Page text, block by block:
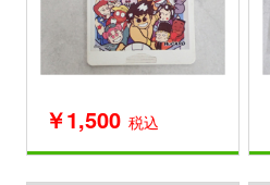
￥1,500 税込